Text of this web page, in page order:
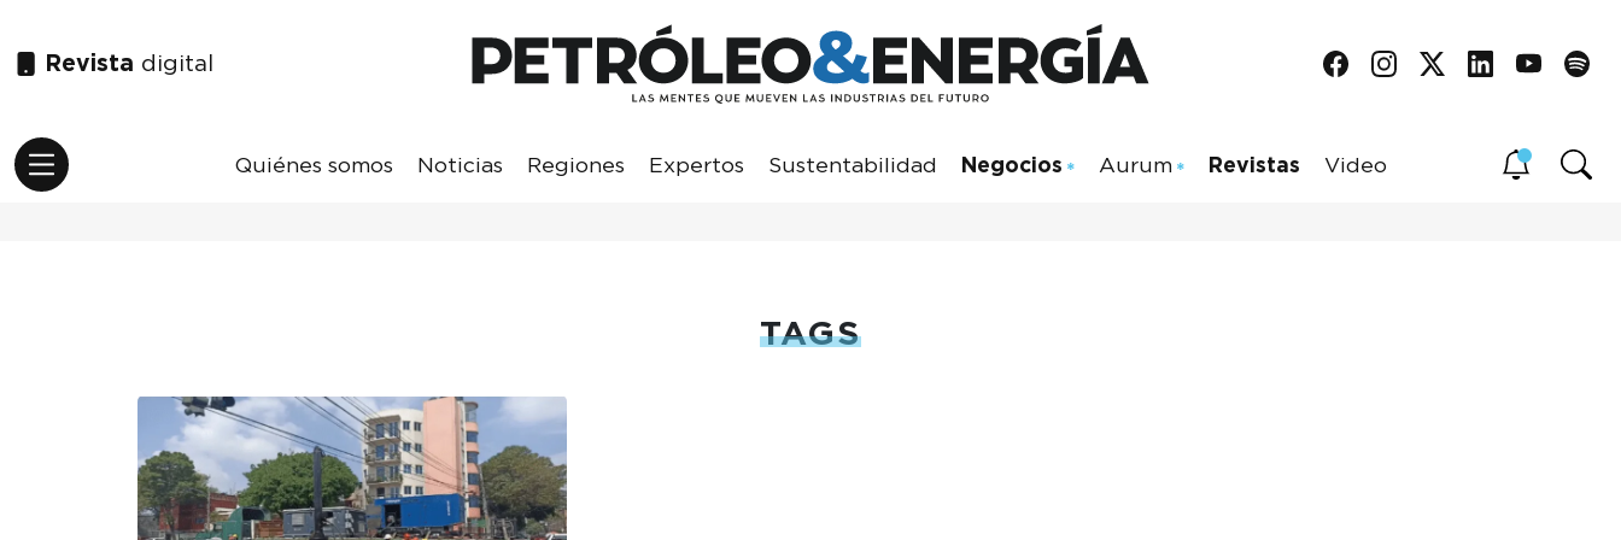
Revista digital
Quiénes somos Noticias Regiones Expertos Sustentabilidad Negocios Aurum Revistas Video
TAGS